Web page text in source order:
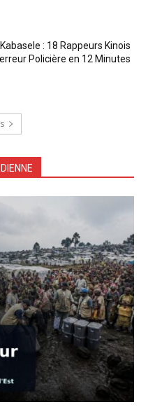
: 18 Rappeurs Kinois
Policière en 12 Minutes